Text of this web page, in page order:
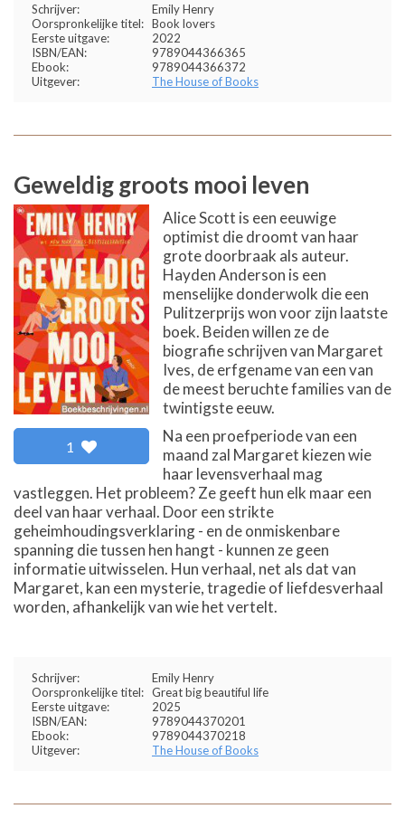
Schrijver:
Emily Henry
Oorspronkelijke titel: Book lovers
Eerste uitgave:
2022
ISBN/EAN:
9789044366365
Ebook:
9789044366372
Uitgever:
The House of Books
Geweldig groots mooi leven
1
Alice Scott is een eeuwige
optimist die droomt van haar
grote doorbraak als auteur.
Hayden Anderson is een
menselijke donderwolk die een
Pulitzerprijs won voor zijn laatste
boek. Beiden willen ze de
biografie schrijven van Margaret
Ives, de erfgename van een van
de meest beruchte families van de
twintigste eeuw.
Na een proefperiode van een
maand zal Margaret kiezen wie
haar levensverhaal mag
vastleggen. Het probleem? Ze geeft hun elk maar een
deel van haar verhaal. Door een strikte
geheimhoudingsverklaring - en de onmiskenbare
spanning die tussen hen hangt - kunnen ze geen
informatie uitwisselen. Hun verhaal, net als dat van
Margaret, kan een mysterie, tragedie of liefdesverhaal
worden, afhankelijk van wie het vertelt.
Schrijver:
Emily Henry
Oorspronkelijke titel: Great big beautiful life
Eerste uitgave:
2025
ISBN/EAN:
9789044370201
Ebook:
9789044370218
Uitgever:
The House of Books